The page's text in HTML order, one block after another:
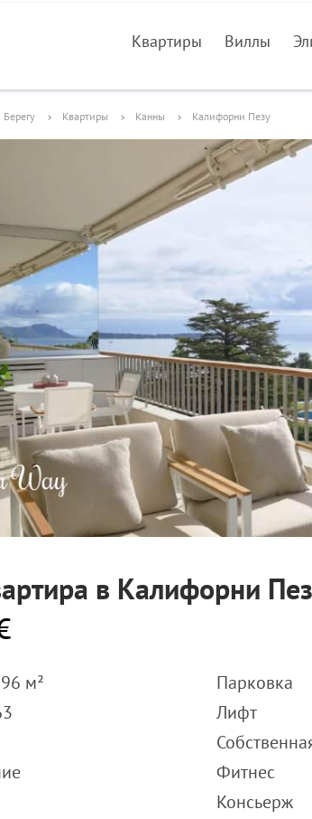
Квартиры Виллы
Квартиры Канны Калифорни Пезу
в Калифорни
м²
Парковка
Лифт
Фитнес
Консьерж